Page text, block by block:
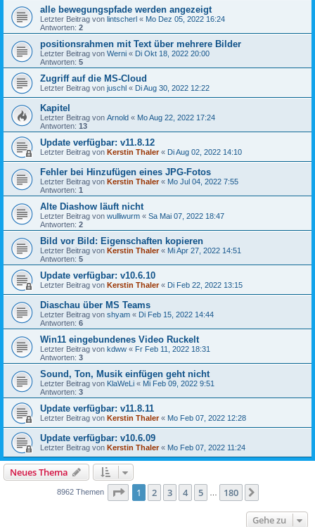
alle bewegungspfade werden angezeigt
Letzter Beitrag von lintscherl « Mo Dez 05, 2022 16:24
Antworten: 2
positionsrahmen mit Text über mehrere Bilder
Letzter Beitrag von Werni « Di Okt 18, 2022 20:00
Antworten: 5
Zugriff auf die MS-Cloud
Letzter Beitrag von juschl « Di Aug 30, 2022 12:22
Kapitel
Letzter Beitrag von Arnold « Mo Aug 22, 2022 17:24
Antworten: 13
Update verfügbar: v11.8.12
Letzter Beitrag von Kerstin Thaler« Di Aug 02, 2022 14:10
Fehler bei Hinzufügen eines JPG-Fotos
Letzter Beitrag von Kerstin Thaler« Mo Jul 04, 2022 7:55
Antworten: 1
Alte Diashow läuft nicht
Letzter Beitrag von wulliwurm « Sa Mai 07, 2022 18:47
Antworten: 2
Bild vor Bild: Eigenschaften kopieren
Letzter Beitrag von Kerstin Thaler« Mi Apr 27, 2022 14:51
Antworten: 5
Update verfügbar: v10.6.10
Letzter Beitrag von Kerstin Thaler« Di Feb 22, 2022 13:15
Diaschau über MS Teams
Letzter Beitrag von shyam « Di Feb 15, 2022 14:44
Antworten: 6
Win11 eingebundenes Video Ruckelt
Letzter Beitrag von kdww « Fr Feb 11, 2022 18:31
Antworten: 3
Sound, Ton, Musik einfügen geht nicht
Letzter Beitrag von KlaWeLi « Mi Feb 09, 2022 9:51
Antworten: 3
Update verfügbar: v11.8.11
Letzter Beitrag von Kerstin Thaler« Mo Feb 07, 2022 12:28
Update verfügbar: v10.6.09
Letzter Beitrag von Kerstin Thaler« Mo Feb 07, 2022 11:24
Neues Thema
8962 Themen Seite 1von 180
1 2 3 4 5 180
Gehe zu